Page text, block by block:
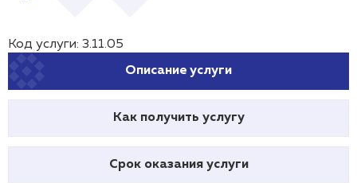
Код услуги: 3.11.05
Описание услуги
Как получить услугу
Срок оказания услуги